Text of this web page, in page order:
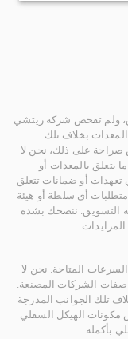
ولم تفحص شركة ريتشي
بخلاف تلك
صراحة على ذلك، نحن لا
يتعلق بالمعدات أو
تعهدات أو ضمانات تتعلق
متطلبات أي سلطة أو هيئة
التسويق. ننصحك بشدة
المتاحة. نحن لا
الشركات المصنعة.
تلك الجوانب المدرجة
مكونات الهيكل السفلي
بأكمله.